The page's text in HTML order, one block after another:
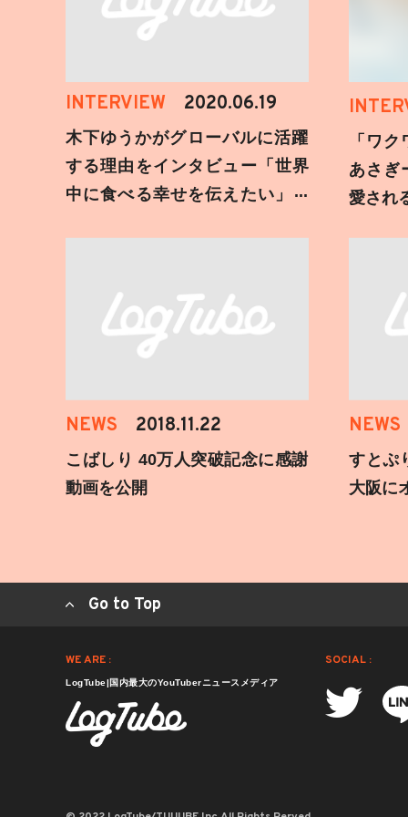
INTERVIEW 2020.06.19
木下ゆうかがグローバルに活躍
する理由をインタビュー「世界
中に食べる幸せを伝えたい」新
「ワ
あさぎ
愛され
NEWS 2018.11.22
こばしり 40万人突破記念に感謝
動画を公開
NEWS
すとぷ
大阪に
Go to Top
WE ARE :
LogTube|国内最大のYouTuberニュースメディア
SOCIAL :